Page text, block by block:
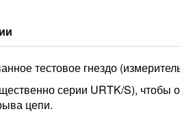
тестовое гнездо
серии URTK/S), чтобы
цепи.